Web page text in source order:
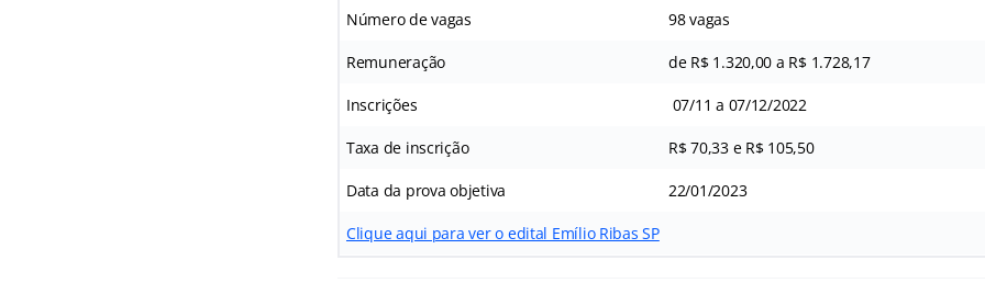
Número de vagas 98 vagas
Remuneração de R$ 1.320,00 a R$ 1.728,17
Inscrições 07/11 a 07/12/2022
Taxa de inscrição R$ 70,33 e R$ 105,50
Data da prova objetiva 22/01/2023
Clique aqui para ver o edital Emílio Ribas SP